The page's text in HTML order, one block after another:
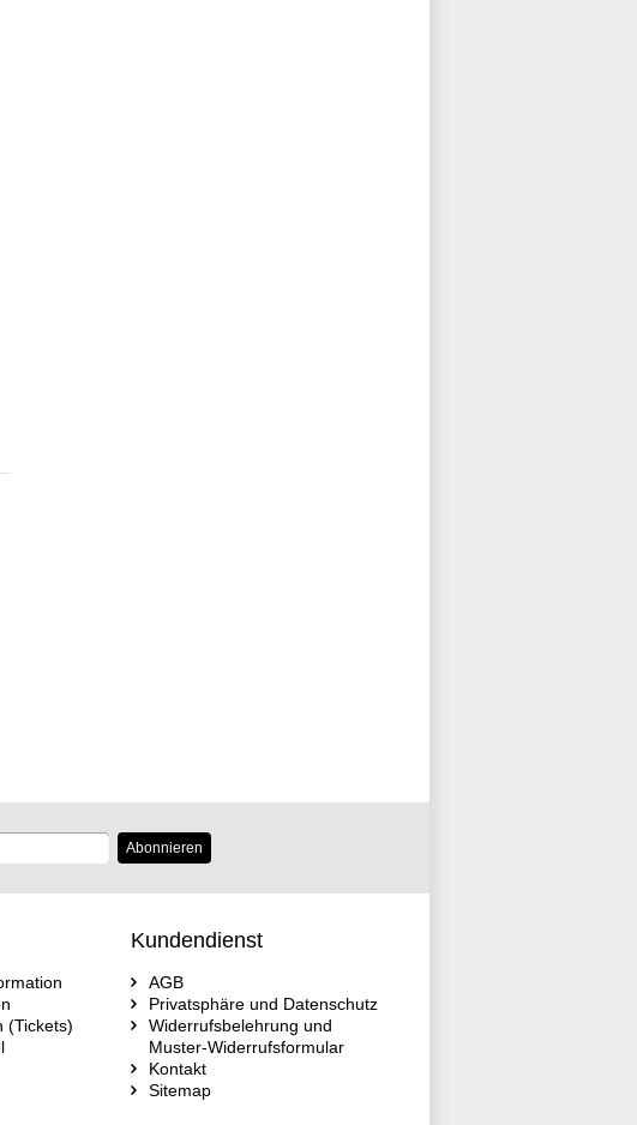
Abonnieren
(Tickets)
Kundendienst
AGB
Privatsphäre und Datenschutz
Widerrufsbelehrung und
Muster-Widerrufsformular
Kontakt
Sitemap